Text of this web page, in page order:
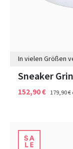
In vielen Größen
Sneaker
152,90 € 179,90 €